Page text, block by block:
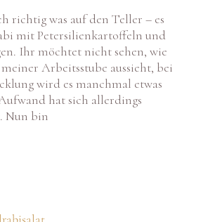
richtig was auf den Teller – es
mit Petersilienkartoffeln und
Ihr möchtet nicht sehen, wie
Arbeitsstube aussieht, bei
wird es manchmal etwas
hat sich allerdings
Nun bin